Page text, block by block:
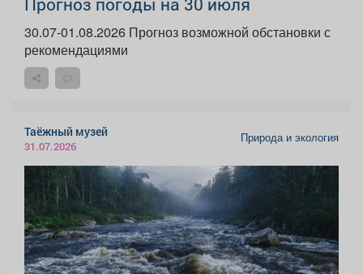
30.07-01.08.2026 Прогноз возможной обстановки с
рекомендациями
Таёжный музей
31.07.2026
Природа и экология